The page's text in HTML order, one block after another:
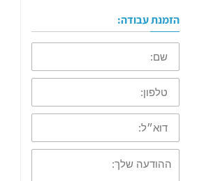
הזמנת עבודה:
שם:
טלפון:
דוא״ל:
ההודעה
שלך: